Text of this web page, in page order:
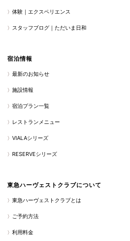
体験｜エクスペリエンス
スタッフブログ｜ただいま日和
宿泊情報
最新のお知らせ
施設情報
宿泊プラン一覧
レストランメニュー
VIALAシリーズ
RESERVEシリーズ
東急ハーヴェストクラブについて
東急ハーヴェストクラブとは
ご予約方法
利用料金